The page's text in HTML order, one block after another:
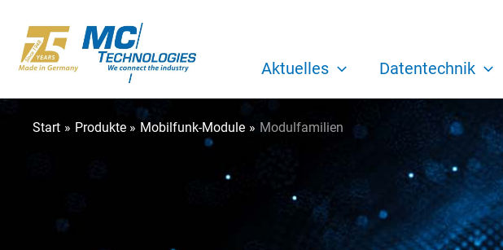
Inhalt
springen
Aktuelles Datentechnik
Start Produkte Mobilfunk-Module Modulfamilien